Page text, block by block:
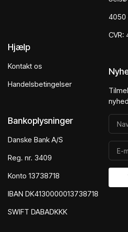
4050
CVR:
Hjælp
Kontakt os
Handelsbetingelser
Bankoplysninger
Danske Bank A/S
Reg. nr. 3409
Konto 13738718
IBAN DK4130000013738718
SWIFT DABADKKK